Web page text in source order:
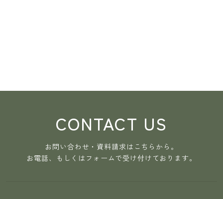
CONTACT US
お問い合わせ・資料請求はこちらから。
お電話、もしくはフォームで受け付けております。